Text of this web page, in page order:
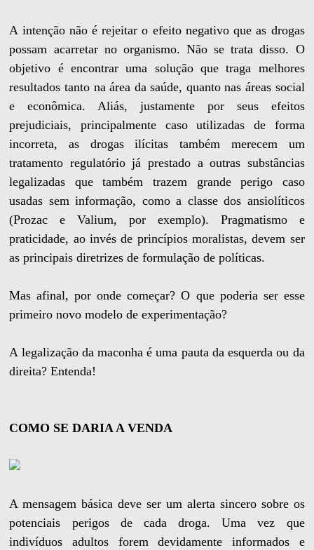
A intenção não é rejeitar o efeito negativo que as drogas
possam acarretar no organismo. Não se trata disso. O
objetivo é encontrar uma solução que traga melhores
resultados tanto na área da saúde, quanto nas áreas social
e econômica. Aliás, justamente por seus efeitos
prejudiciais, principalmente caso utilizadas de forma
incorreta, as drogas ilícitas também merecem um
tratamento regulatório já prestado a outras substâncias
legalizadas que também trazem grande perigo caso
usadas sem informação, como a classe dos ansiolíticos
(Prozac e Valium, por exemplo). Pragmatismo e
praticidade, ao invés de princípios moralistas, devem ser
as principais diretrizes de formulação de políticas.
Mas afinal, por onde começar? O que poderia ser esse
primeiro novo modelo de experimentação?
A legalização da maconha é uma pauta da esquerda ou da
direita? Entenda!
COMO SE DARIA A VENDA
A mensagem básica deve ser um alerta sincero sobre os
potenciais perigos de cada droga. Uma vez que
indivíduos adultos forem devidamente informados e